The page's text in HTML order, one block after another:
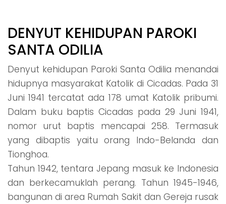
DENYUT KEHIDUPAN PAROKI
SANTA ODILIA
Denyut kehidupan Paroki Santa Odilia menandai
hidupnya masyarakat Katolik di Cicadas. Pada 31
Juni 1941 tercatat ada 178 umat Katolik pribumi.
Dalam buku baptis Cicadas pada 29 Juni 1941,
nomor urut baptis mencapai 258. Termasuk
yang dibaptis yaitu orang Indo-Belanda dan
Tionghoa.
Tahun 1942, tentara Jepang masuk ke Indonesia
dan berkecamuklah perang. Tahun 1945-1946,
bangunan di area Rumah Sakit dan Gereja rusak